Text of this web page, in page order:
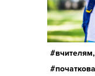
вчителям,